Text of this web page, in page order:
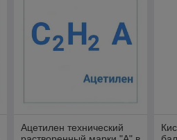
Ацетилен технический